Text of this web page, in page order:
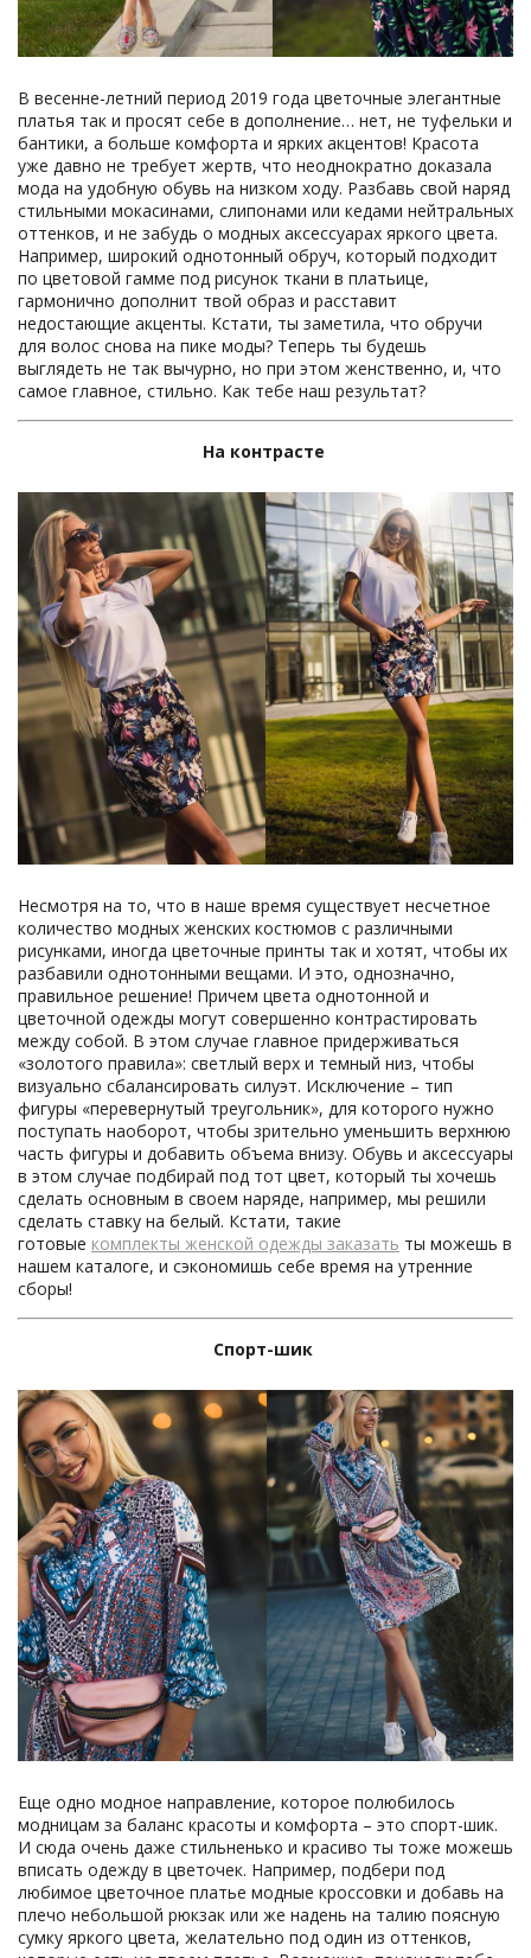
В весенне-летний период 2019 года цветочные элегантные
платья так и просят себе в дополнение… нет, не туфельки и
бантики, а больше комфорта и ярких акцентов! Красота
уже давно не требует жертв, что неоднократно доказала
мода на удобную обувь на низком ходу. Разбавь свой наряд
стильными мокасинами, слипонами или кедами нейтральных
оттенков, и не забудь о модных аксессуарах яркого цвета.
Например, широкий однотонный обруч, который подходит
по цветовой гамме под рисунок ткани в платьице,
гармонично дополнит твой образ и расставит
недостающие акценты. Кстати, ты заметила, что обручи
для волос снова на пике моды? Теперь ты будешь
выглядеть не так вычурно, но при этом женственно, и, что
самое главное, стильно. Как тебе наш результат?
На контрасте
Несмотря на то, что в наше время существует несчетное
количество модных женских костюмов с различными
рисунками, иногда цветочные принты так и хотят, чтобы их
разбавили однотонными вещами. И это, однозначно,
правильное решение! Причем цвета однотонной и
цветочной одежды могут совершенно контрастировать
между собой. В этом случае главное придерживаться
«золотого правила»: светлый верх и темный низ, чтобы
визуально сбалансировать силуэт. Исключение – тип
фигуры «перевернутый треугольник», для которого нужно
поступать наоборот, чтобы зрительно уменьшить верхнюю
часть фигуры и добавить объема внизу. Обувь и аксессуары
в этом случае подбирай под тот цвет, который ты хочешь
сделать основным в своем наряде, например, мы решили
сделать ставку на белый. Кстати, такие
готовые комплекты женской одежды заказать ты можешь в
нашем каталоге, и сэкономишь себе время на утренние
сборы!
Спорт-шик
Еще одно модное направление, которое полюбилось
модницам за баланс красоты и комфорта – это спорт-шик.
И сюда очень даже стильненько и красиво ты тоже можешь
вписать одежду в цветочек. Например, подбери под
любимое цветочное платье модные кроссовки и добавь на
плечо небольшой рюкзак или же надень на талию поясную
сумку яркого цвета, желательно под один из оттенков,